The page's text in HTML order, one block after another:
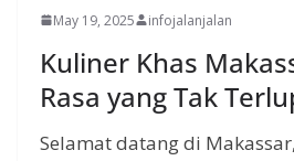
May 19, 2025 infojalanjalan
Kuliner Khas
Rasa yang Tak
Selamat datang di